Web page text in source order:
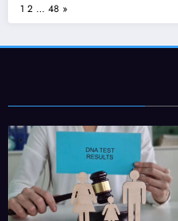
Page:
1 2 … 48 Next
»